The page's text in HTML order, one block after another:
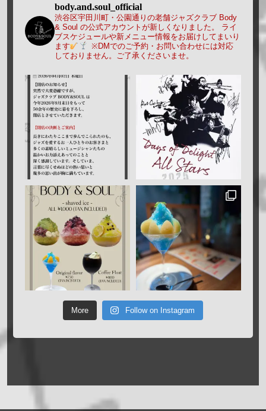
body.and.soul_official
渋谷区宇田川町・公園通りの老舗ジャズクラブ Body
& Soul の公式アカウントが新しくなりました。
ライ
ブスケジュールや新メニュー情報をお届けしてまいり
ます
※DMでのご予約・お問い合わせには対応
しておりません。ご了承くださいませ。
More Follow on Instagram